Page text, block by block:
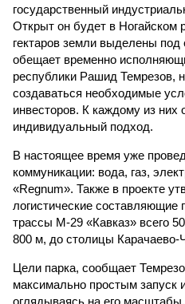
государственный
Открыт он будет в Ногайском
гектаров земли выделены под
обещает временно
республики Рашид Темрезов,
создаваться необходимые
инвесторов. К каждому из
индивидуальный подход.
В настоящее время уже
коммуникации: вода, газ,
«Regnum». Также в проекте
логистические
трассы М-29 «Кавказ» всего
800 м, до столицы
Цели парка, сообщает
максимально простым запуск
оглядываясь на его масштабы.